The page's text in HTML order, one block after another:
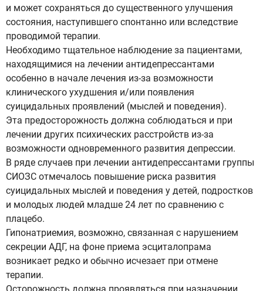
и может сохраняться до существенного улучшения
состояния, наступившего спонтанно или вследствие
проводимой терапии.
Необходимо тщательное наблюдение за пациентами,
находящимися на лечении антидепрессантами
особенно в начале лечения из-за возможности
клинического ухудшения и/или появления
суицидальных проявлений (мыслей и поведения).
Эта предосторожность должна соблюдаться и при
лечении других психических расстройств из-за
возможности одновременного развития депрессии.
В ряде случаев при лечении антидепрессантами группы
СИОЗС отмечалось повышение риска развития
суицидальных мыслей и поведения у детей, подростков
и молодых людей младше 24 лет по сравнению с
плацебо.
Гипонатриемия, возможно, связанная с нарушением
секреции АДГ, на фоне приема эсциталопрама
возникает редко и обычно исчезает при отмене
терапии.